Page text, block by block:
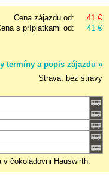
Cena zájazdu od:
41 €
s príplatkami od:
41 €
termíny a popis zájazdu »
Strava: bez stravy
čokoládovni Hauswirth.